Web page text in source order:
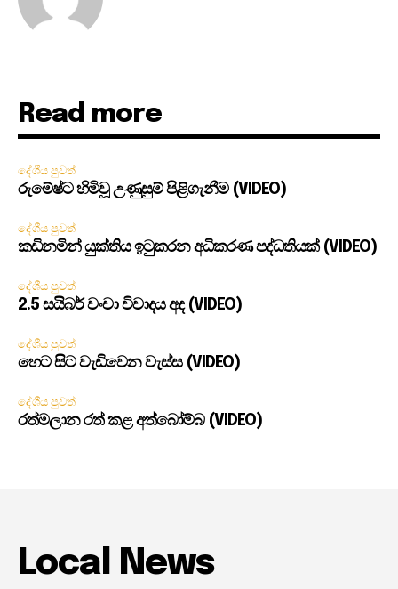
Read more
දේශීය පුවත්
රුමේෂ්ට හිමිවූ උණුසුම් පිළිගැනීම (VIDEO)
දේශීය පුවත්
කඩිනමින් යුක්තිය ඉටුකරන අධිකරණ පද්ධතියක් (VIDEO)
දේශීය පුවත්
2.5 සයිබර් වංචා විවාදය අද (VIDEO)
දේශීය පුවත්
හෙට සිට වැඩිවෙන වැස්ස (VIDEO)
දේශීය පුවත්
රත්මලාන රත් කළ අත්බෝම්බ (VIDEO)
Local News